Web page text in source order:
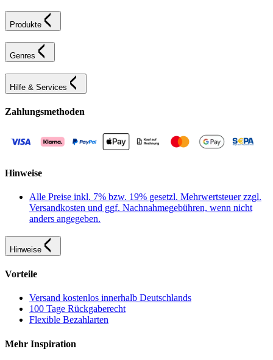
Produkte
Genres
Hilfe & Services
Zahlungsmethoden
Hinweise
Alle Preise inkl. 7% bzw. 19% gesetzl. Mehrwertsteuer zzgl.
Versandkosten und ggf. Nachnahmegebühren, wenn nicht
anders angegeben.
Hinweise
Vorteile
Versand kostenlos innerhalb Deutschlands
100 Tage Rückgaberecht
Flexible Bezahlarten
Mehr Inspiration